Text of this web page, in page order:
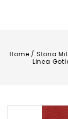
Home / Storia
Linea